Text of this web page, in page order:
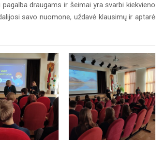
draugams ir šeimai yra svarbi kiekvieno
savo nuomone, uždavė klausimų ir aptarė